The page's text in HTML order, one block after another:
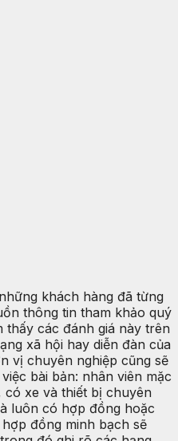
khách hàng đã từng
thông tin tham khảo quý
thấy các đánh giá này trên
xã hội hay diễn đàn của
vị chuyên nghiệp cũng sẽ
bài bản: nhân viên mặc
xe và thiết bị chuyên
luôn có hợp đồng hoặc
đồng minh bạch sẽ